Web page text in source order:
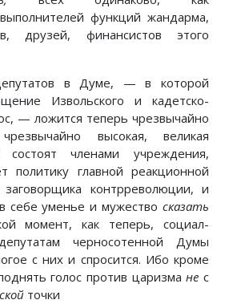
функций жандарма,
друзей, финансистов этого
в Думе, — в которой
Извольского и кадетско-
— ложится теперь чрезвычайно
высокая, великая
состоят членами учреждения,
политику главной реакционной
контрреволюции, и
себе уменье и мужество сказать
момент, как теперь, социал-
черносотенной Думы
с них и спросится. Ибо кроме
голос против царизмане с
точки